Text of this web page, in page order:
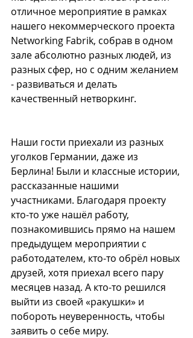
отличное мероприятие в рамках
нашего некоммерческого проекта
Networking Fabrik, собрав в одном
зале абсолютно разных людей, из
разных сфер, но с одним желанием
- развиваться и делать
качественный нетворкинг.
Наши гости приехали из разных
уголков Германии, даже из
Берлина! Были и классные истории,
рассказанные нашими
участниками. Благодаря проекту
кто-то уже нашёл работу,
познакомившись прямо на нашем
предыдущем мероприятии с
работодателем, кто-то обрёл новых
друзей, хотя приехал всего пару
месяцев назад. А кто-то решился
выйти из своей «ракушки» и
побороть неуверенность, чтобы
заявить о себе миру.